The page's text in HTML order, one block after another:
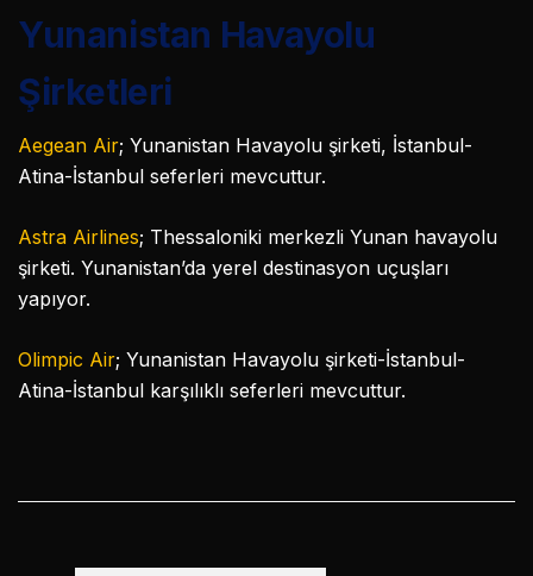
Yunanistan Havayolu
Şirketleri
Aegean Air; Yunanistan Havayolu şirketi, İstanbul-
Atina-İstanbul seferleri mevcuttur.
Astra Airlines; Thessaloniki merkezli Yunan havayolu
şirketi. Yunanistan’da yerel destinasyon uçuşları
yapıyor.
Olimpic Air; Yunanistan Havayolu şirketi-İstanbul-
Atina-İstanbul karşılıklı seferleri mevcuttur.